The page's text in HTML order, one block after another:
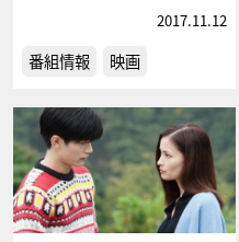
2017.11.12
番組情報 映画